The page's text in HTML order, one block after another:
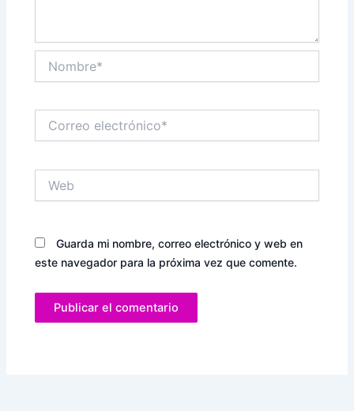
electrónico*
Guarda mi nombre, correo electrónico y web en
este navegador para la próxima vez que comente.